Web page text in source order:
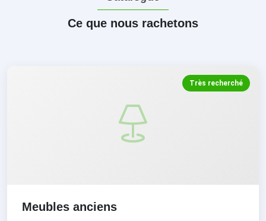
Ce que nous rachetons
Très recherché
Meubles anciens